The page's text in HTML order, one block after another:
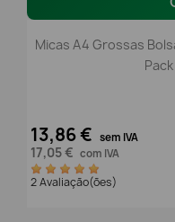
Micas A4 Grossas
13,86 € sem IVA
17,05 € com IVA
2 Avaliação(ões)